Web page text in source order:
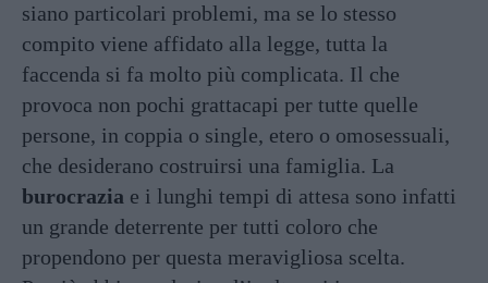
siano particolari problemi, ma se lo stesso
compito viene affidato alla legge, tutta la
faccenda si fa molto più complicata. Il che
provoca non pochi grattacapi per tutte quelle
persone, in coppia o single, etero o omosessuali,
che desiderano costruirsi una famiglia. La
burocrazia e i lunghi tempi di attesa sono infatti
un grande deterrente per tutti coloro che
propendono per questa meravigliosa scelta.